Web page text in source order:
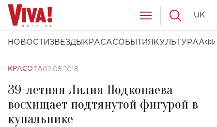
НОВОСТИ ЗВЕЗДЫ КРАСАСОБЫТИЯ КУЛЬТУРА
UK
КРАСОТА02.05.2018
39-летняя Лилия Подкопаева
восхищает подтянутой фигурой в
купальнике